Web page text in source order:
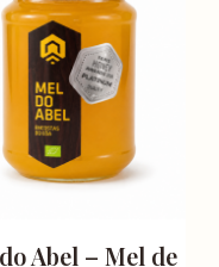
Abel – Mel de